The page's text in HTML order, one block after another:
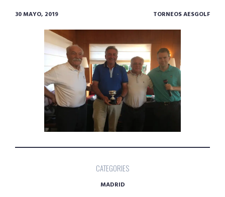
30 MAYO, 2019 TORNEOS AESGOLF
CATEGORIES
MADRID